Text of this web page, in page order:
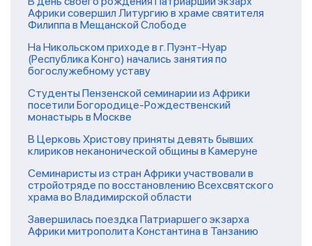
Африки совершил Литургию в храме святителя
Филиппа в Мещанской Слободе
На Никольском приходе в г. Пуэнт-Нуар
(Республика Конго) начались занятия по
богослужебному уставу
Студенты Пензенской семинарии из Африки
посетили Богородице-Рождественский
монастырь в Москве
В Церковь Христову приняты девять бывших
клириков неканонической общины в Камеруне
Семинаристы из стран Африки участвовали в
стройотряде по восстановлению Всехсвятского
храма во Владимирской области
Завершилась поездка Патриаршего экзарха
Африки митрополита Константина в Танзанию